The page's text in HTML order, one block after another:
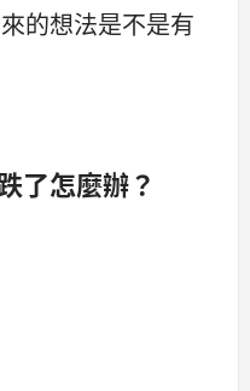
的想法是不是有
了怎麼辦？